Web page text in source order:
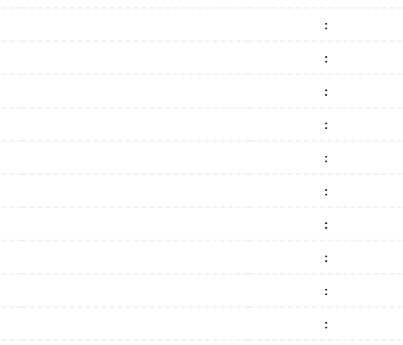
:
:
:
:
:
:
:
:
:
: